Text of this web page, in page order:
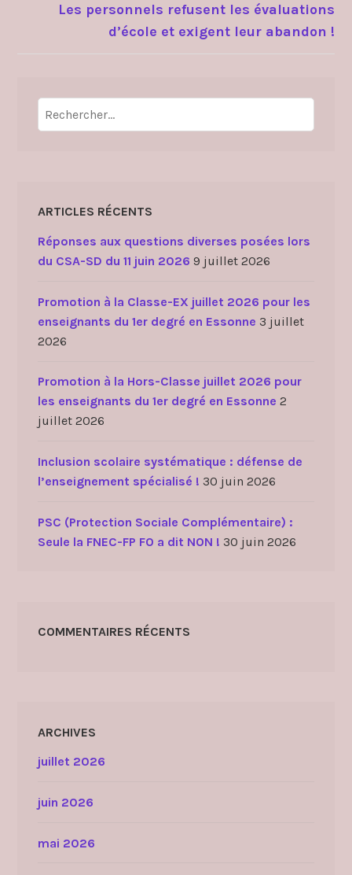
Les personnels refusent les évaluations
d’école et exigent leur abandon !
Rechercher :
ARTICLES RÉCENTS
Réponses aux questions diverses posées lors
du CSA-SD du 11 juin 2026 9 juillet 2026
Promotion à la Classe-EX juillet 2026 pour les
enseignants du 1er degré en Essonne 3 juillet
2026
Promotion à la Hors-Classe juillet 2026 pour
les enseignants du 1er degré en Essonne 2
juillet 2026
Inclusion scolaire systématique : défense de
l’enseignement spécialisé ! 30 juin 2026
PSC (Protection Sociale Complémentaire) :
Seule la FNEC-FP FO a dit NON ! 30 juin 2026
COMMENTAIRES RÉCENTS
ARCHIVES
juillet 2026
juin 2026
mai 2026